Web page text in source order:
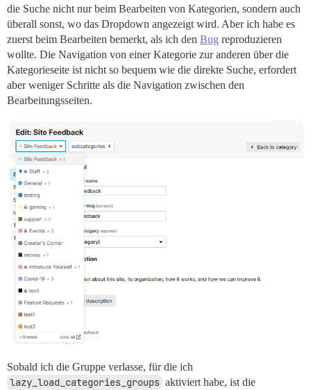
die Suche nicht nur beim Bearbeiten von Kategorien, sondern auch
überall sonst, wo das Dropdown angezeigt wird. Aber ich habe es
zuerst beim Bearbeiten bemerkt, als ich den Bug reproduzieren
wollte. Die Navigation von einer Kategorie zur anderen über die
Kategorieseite ist nicht so bequem wie die direkte Suche, erfordert
aber weniger Schritte als die Navigation zwischen den
Bearbeitungsseiten.
Sobald ich die Gruppe verlasse, für die ich
lazy_load_categories_groups aktiviert habe, ist die